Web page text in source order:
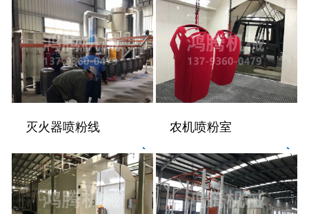
灭火器喷粉线 农机喷粉室